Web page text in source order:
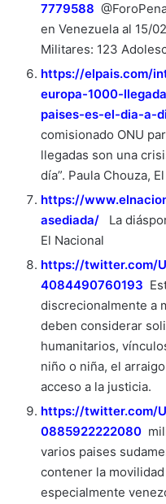
7779588
en Venezuela al 15/
Militares: 123
https://elpais.com/
europa-1000-
paises-es-el-dia-a-
comisionado ONU
llegadas son una
día”. Paula Chouza,
https://
asediada/
La
El Nacional
https://twitter.com/
4084490760193
discrecionalmente a
deben considerar
humanitarios,
niño o niña, el
acceso a la justicia.
https://twitter.com/
0885922222080
varios paises
contener la movilidad
especialmente